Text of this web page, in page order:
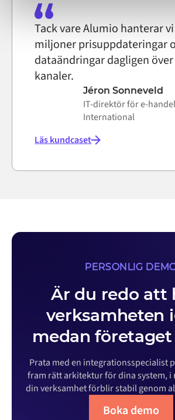
Tack vare Alumio hanterar
miljoner prisuppdateringar
dataändringar dagligen
kanaler.
Jéron Sonneveld
IT-direktör för e-
International
Läs kundcaset
PERSONLIG
Är du redo att
verksamheten
medan företaget
Prata med en integrationsspecialist
fram rätt arkitektur för dina system, i
din verksamhet förblir stabil genom
Boka demo